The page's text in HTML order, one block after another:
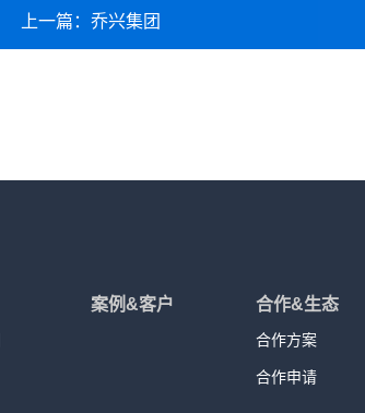
上一篇：乔兴集团
案例&客户 合作&生态
合作方案
合作申请